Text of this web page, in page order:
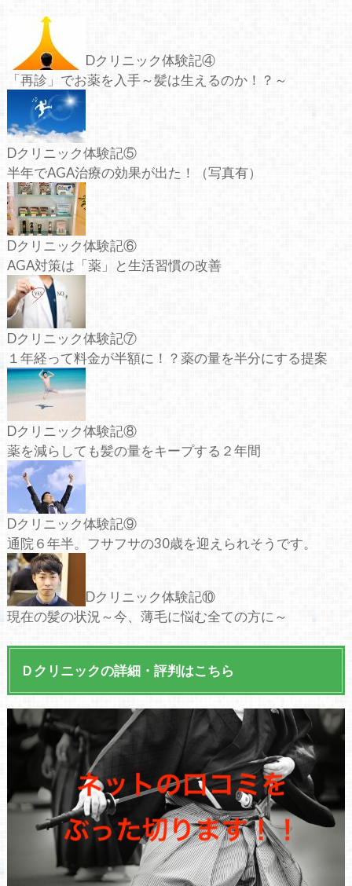
Dクリニック体験記④
「再診」でお薬を入手～髪は生えるのか！？～
Dクリニック体験記⑤
半年でAGA治療の効果が出た！（写真有）
Dクリニック体験記⑥
AGA対策は「薬」と生活習慣の改善
Dクリニック体験記⑦
１年経って料金が半額に！？薬の量を半分にする提案
Dクリニック体験記⑧
薬を減らしても髪の量をキープする２年間
Dクリニック体験記⑨
通院６年半。フサフサの30歳を迎えられそうです。
Dクリニック体験記⑩
現在の髪の状況～今、薄毛に悩む全ての方に～
Ｄクリニックの詳細・評判はこちら